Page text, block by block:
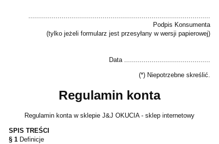
Podpis Konsumenta
(tylko jeżeli formularz jest przesyłany w wersji papierowej)
Data ............................................
(*) Niepotrzebne skreślić.
Regulamin konta
Regulamin konta w sklepie J&J OKUCIA - sklep internetowy
SPIS TREŚCI
§ 1 Definicje